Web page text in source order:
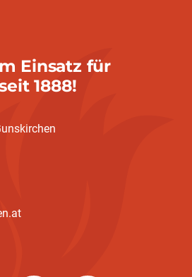
Einsatz für
1888!